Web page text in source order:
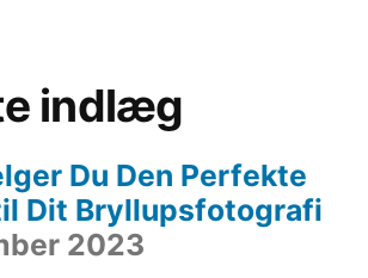
indlæg
Du Den Perfekte
Dit Bryllupsfotografi
2023